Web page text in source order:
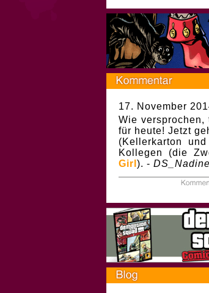
17. November
Wie versprochen,
für heute! Jetzt
(Kellerkarton
Kollegen (die
Girl ). - DS_Nadine